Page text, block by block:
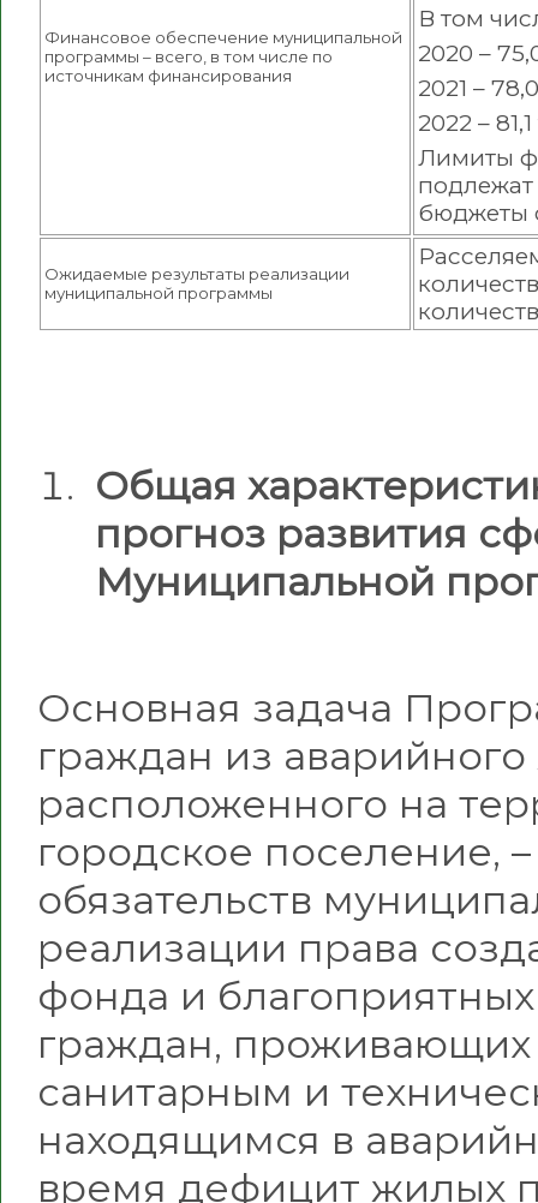
Финансовое обеспечение муниципальной
программы – всего, в том числе по
источникам финансирования
В том
2020 –
2021 –
2022 –
Лимиты
бюджеты
Ожидаемые результаты реализации
муниципальной программы
Общая
прогноз развития
Муниципальной
Основная задача
граждан из
расположенного на
городское поселение,
обязательств
реализации права
фонда и
граждан,
санитарным и
находящимся в
время дефицит жилых